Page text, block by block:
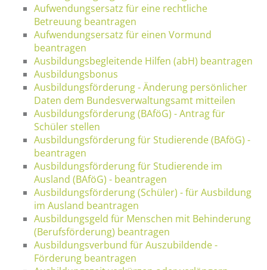
Aufwendungsersatz für eine rechtliche
Betreuung beantragen
Aufwendungsersatz für einen Vormund
beantragen
Ausbildungsbegleitende Hilfen (abH) beantragen
Ausbildungsbonus
Ausbildungsförderung - Änderung persönlicher
Daten dem Bundesverwaltungsamt mitteilen
Ausbildungsförderung (BAföG) - Antrag für
Schüler stellen
Ausbildungsförderung für Studierende (BAföG) -
beantragen
Ausbildungsförderung für Studierende im
Ausland (BAföG) - beantragen
Ausbildungsförderung (Schüler) - für Ausbildung
im Ausland beantragen
Ausbildungsgeld für Menschen mit Behinderung
(Berufsförderung) beantragen
Ausbildungsverbund für Auszubildende -
Förderung beantragen